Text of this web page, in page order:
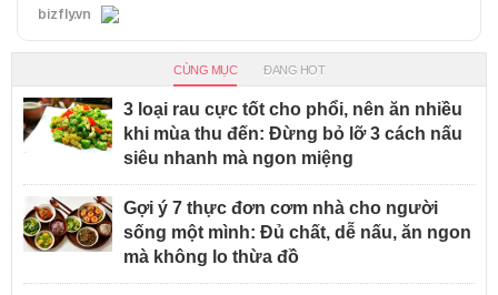
bizfly.vn
CÙNG MỤC ĐANG HOT
3 loại rau cực tốt cho phổi, nên ăn nhiều
khi mùa thu đến: Đừng bỏ lỡ 3 cách nấu
siêu nhanh mà ngon miệng
Gợi ý 7 thực đơn cơm nhà cho người
sống một mình: Đủ chất, dễ nấu, ăn ngon
mà không lo thừa đồ